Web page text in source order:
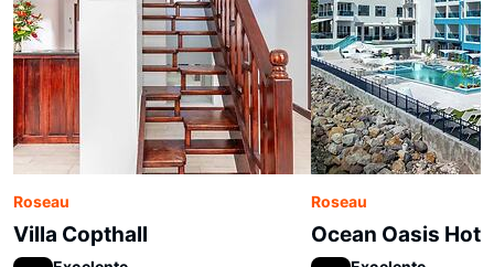
Roseau
Villa Copthall
Roseau
Ocean Oasis